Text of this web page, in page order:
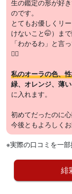
生の鑑定の形が好
のです。
とてもお優しくリ
けないこと🤭）ま
「わかるわ」と言
🙇‍♀️
私のオーラの色、
緑、オレンジ、薄
に入れます。
初めてだったのに
今後ともよろしくお
※実際の口コミを一部
緋